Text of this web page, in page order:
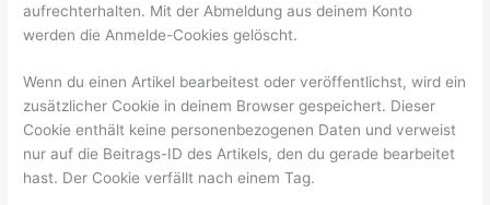
aufrechterhalten. Mit der Abmeldung aus deinem Konto
werden die Anmelde-Cookies gelöscht.
Wenn du einen Artikel bearbeitest oder veröffentlichst, wird ein
zusätzlicher Cookie in deinem Browser gespeichert. Dieser
Cookie enthält keine personenbezogenen Daten und verweist
nur auf die Beitrags-ID des Artikels, den du gerade bearbeitet
hast. Der Cookie verfällt nach einem Tag.